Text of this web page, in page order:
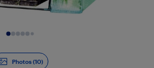
Photos (10)